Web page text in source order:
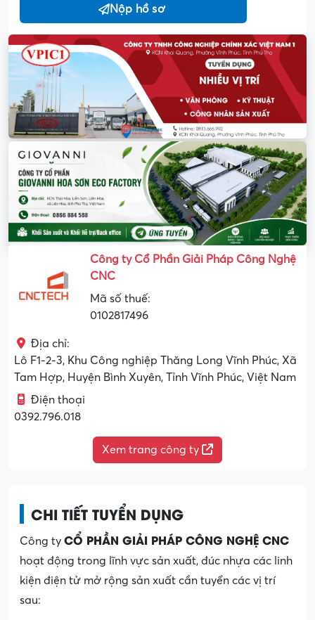
Nộp hồ sơ
Công ty Cổ Phần Giải Pháp Công Nghệ
CNC
Mã số thuế:
0102817496
Địa chỉ:
Lô F1-2-3, Khu Công nghiệp Thăng Long Vĩnh Phúc, Xã
Tam Hợp, Huyện Bình Xuyên, Tỉnh Vĩnh Phúc, Việt Nam
Điện thoại
0392.796.018
Xem trang công ty
CHI TIẾT TUYỂN DỤNG
Công ty CỔ PHẦN GIẢI PHÁP CÔNG NGHỆ CNC
hoạt động trong lĩnh vực sản xuất, đúc nhựa các linh
kiện điện tử mở rộng sản xuất cần tuyển các vị trí
sau: